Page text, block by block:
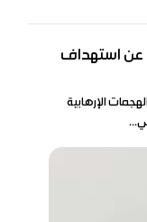
عن استهداف
الإرهابية